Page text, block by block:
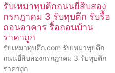
รับเหมาทุบตึกถนนยี่สิบสอง
กรกฎาคม 3 รับทุบตึก รับรื้อ
ถอนอาคาร รื้อถอนบ้าน
ราคาถูก
รับเหมาทุบตึก.com รับเหมาทุบตึก
ถนนยี่สิบสองกรกฎาคม 3 รับทุบตึก
ราคาถูก